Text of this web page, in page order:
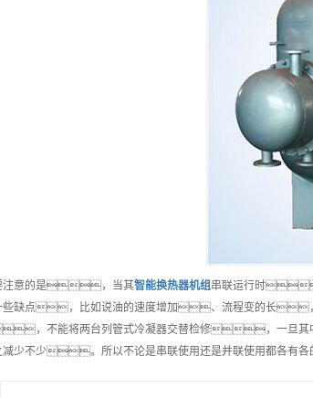
注意的是，当其智能换热器机组串联运行时
些缺点，比如说油的速度增加、流程变的长
，不能将两台列管式冷凝器交替检修，一旦其
减少不少。所以不论是串联使用还是并联使用都各有